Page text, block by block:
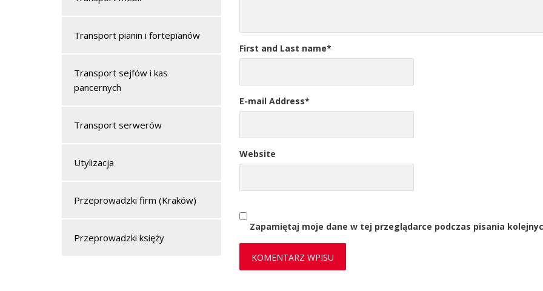
First and Last name*
E-mail Address*
Website
Zapamiętaj moje dane w tej przeglądarce podczas pisania
Transport pianin i fortepianów
Transport sejfów i kas
pancernych
Transport serwerów
Utylizacja
Przeprowadzki firm (Kraków)
Przeprowadzki księży